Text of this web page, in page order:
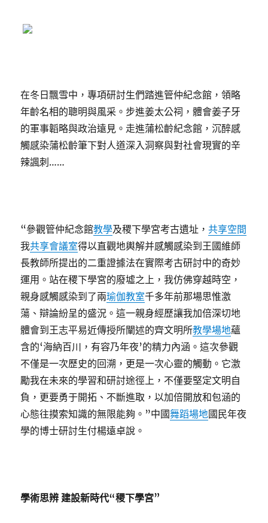
在冬日飄雪中，專項研討生們踏進管仲紀念館，領略
年齡名相的聰明與風采。步進姜太公祠，體會姜子牙
的軍事韜略與政治遠見。走進蒲松齡紀念館，沉醉感
觸感染蒲松齡筆下對人道深入洞察與對社會現實的辛
辣諷刺……
“參觀管仲紀念館教學及稷下學宮考古遺址，共享空間
我共享會議室得以直觀地輿解并感觸感染到王國維師
長教師所提出的二重證據法在實際考古研討中的奇妙
運用。站在稷下學宮的廢墟之上，我仿佛穿越時空，
親身感觸感染到了兩瑜伽教室千多年前那場思惟激
蕩、辯論紛呈的盛況。這一親身經歷讓我加倍深切地
體會到王志平易近傳授所闡述的齊文明所教學場地蘊
含的‘海納百川，有容乃年夜’的精力內涵。這次參觀
不僅是一次歷史的回溯，更是一次心靈的觸動。它激
勵我在未來的學習和研討途徑上，不僅要堅定文明自
負，更要勇于開拓、不斷進取，以加倍開放和包涵的
心態往摸索知識的無限能夠。”中國舞蹈場地國民年夜
學的博士研討生付楊遠卓說。
學術思辨 建設新時代“稷下學宮”